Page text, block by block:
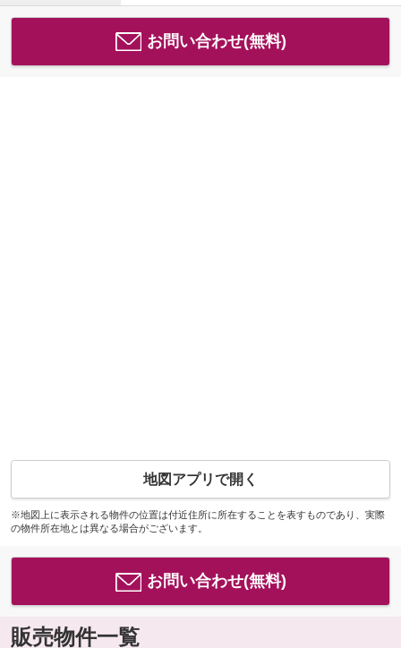
お問い合わせ(無料)
地図アプリで開く
※地図上に表示される物件の位置は付近住所に所在することを表すものであり、実際
の物件所在地とは異なる場合がございます。
お問い合わせ(無料)
販売物件一覧